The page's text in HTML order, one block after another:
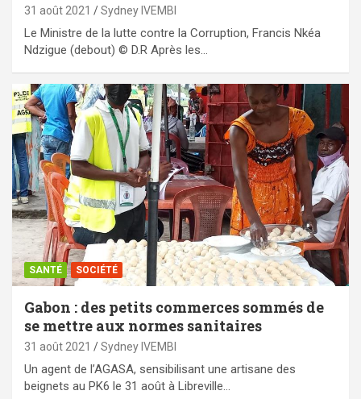
31 août 2021 Sydney IVEMBI
Le Ministre de la lutte contre la Corruption, Francis Nkéa
Ndzigue (debout) © D.R Après les…
SANTÉ SOCIÉTÉ
Gabon : des petits commerces sommés de
se mettre aux normes sanitaires
31 août 2021 Sydney IVEMBI
Un agent de l’AGASA, sensibilisant une artisane des
beignets au PK6 le 31 août à Libreville…